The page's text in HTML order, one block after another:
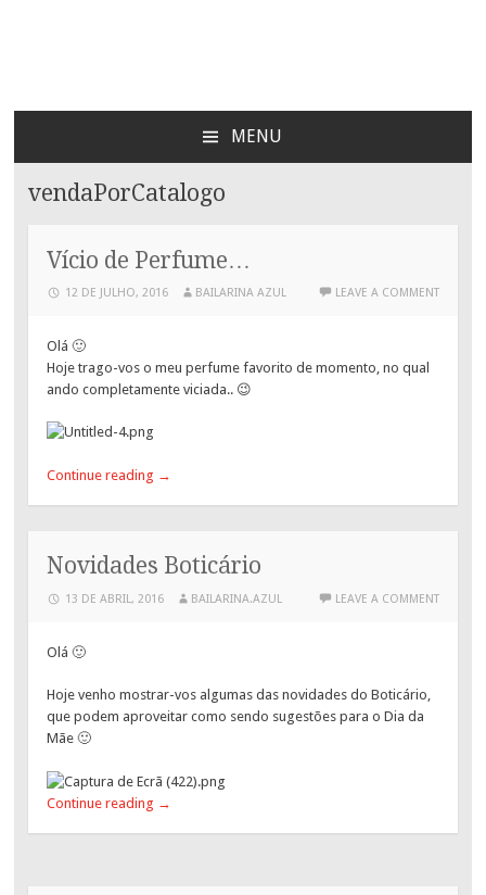
Bailarina Azul
MENU
CONTENT
vendaPorCatalogo
Vício de Perfume…
12 DE JULHO, 2016 BAILARINA AZUL LEAVE A COMMENT
Olá 🙂
Hoje trago-vos o meu perfume favorito de momento, no qual
ando completamente viciada.. 😉
Continue reading →
Novidades Boticário
13 DE ABRIL, 2016 BAILARINA.AZUL LEAVE A COMMENT
Olá 🙂
Hoje venho mostrar-vos algumas das novidades do Boticário,
que podem aproveitar como sendo sugestões para o Dia da
Mãe 🙂
Continue reading →